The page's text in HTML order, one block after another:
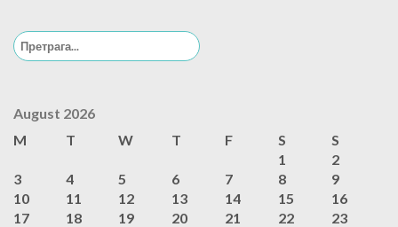
Search
for:
August 2026
M
T W T F S S
1
2
3
4 5 6 7 8
9
10
11 12 13 14 15
16
17
18 19 20 21 22
23